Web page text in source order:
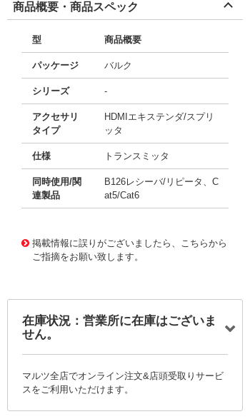
商品概要・商品スペック
型 商品概要
パッケージ バルク
シリーズ -
アクセサリ
タイプ
HDMIエキステンダ/スプリ
ッタ
仕様 トランスミッタ
同時使用/関
連製品
B126レシーバ/リピータ、C
at5/Cat6
掲載情報に誤りがございましたら、こちらから
ご指摘をお願い致します。
在庫状況：営業所に在庫はございま
せん。
マルツ全店でオンライン注文&店頭受取りサービ
スをご利用いただけます。